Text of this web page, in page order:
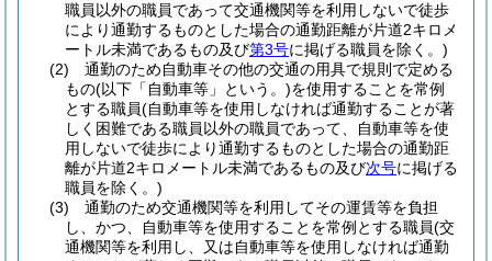
職員以外の職員であって交通機関等を利用しないで徒歩
により通勤するものとした場合の通勤距離が片道2キロメ
ートル未満であるもの及び第3号に掲げる職員を除く。)
(2)
通勤のため自動車その他の交通の用具で規則で定める
もの(以下「自動車等」という。)を使用することを常例
とする職員(自動車等を使用しなければ通勤することが著
しく困難である職員以外の職員であって、自動車等を使
用しないで徒歩により通勤するものとした場合の通勤距
離が片道2キロメートル未満であるもの及び次号に掲げる
職員を除く。)
(3)
通勤のため交通機関等を利用してその運賃等を負担
し、かつ、自動車等を使用することを常例とする職員(交
通機関等を利用し、又は自動車等を使用しなければ通勤